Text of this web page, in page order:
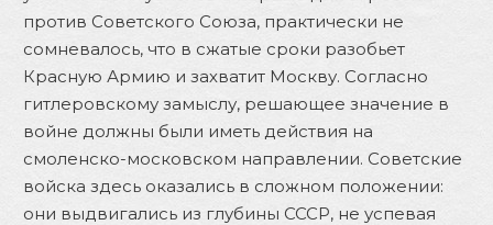
против Советского Союза, практически не
сомневалось, что в сжатые сроки разобьет
Красную Армию и захватит Москву. Согласно
гитлеровскому замыслу, решающее значение в
войне должны были иметь действия на
смоленско-московском направлении. Советские
войска здесь оказались в сложном положении:
они выдвигались из глубины СССР, не успевая